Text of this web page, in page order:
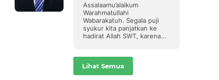
Assalaamu’alaikum
Warahmatullahi
Wabarakatuh. Segala puji
syukur kita panjatkan ke
hadirat Allah SWT, karena
Website sekolah dengan
domain https://
dapat terus kita
Lihat Semua